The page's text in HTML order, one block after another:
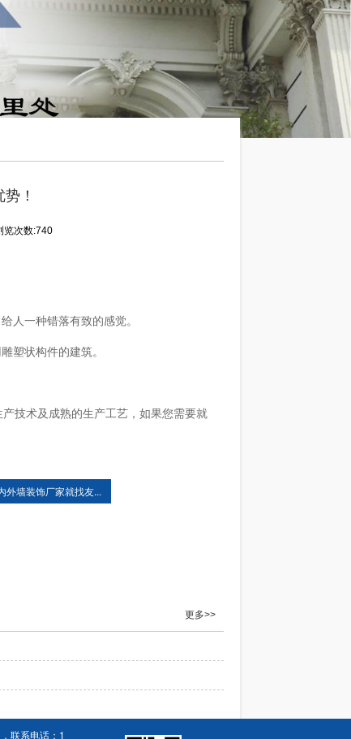
！
览次数:740
人一种错落有致的感觉。
塑状构件的建筑。
技术及成熟的生产工艺，如果您需要就
外墙装饰厂家就找友...
更多>>
联系电话： 1